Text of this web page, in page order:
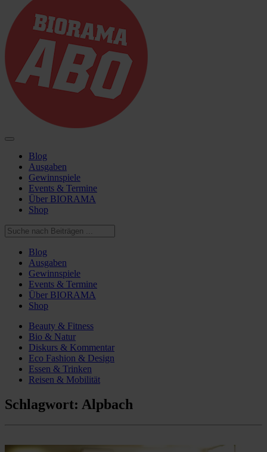
Blog
Ausgaben
Gewinnspiele
Events & Termine
Über BIORAMA
Shop
Blog
Ausgaben
Gewinnspiele
Events & Termine
Über BIORAMA
Shop
Beauty & Fitness
Bio & Natur
Diskurs & Kommentar
Eco Fashion & Design
Essen & Trinken
Reisen & Mobilität
Schlagwort: Alpbach